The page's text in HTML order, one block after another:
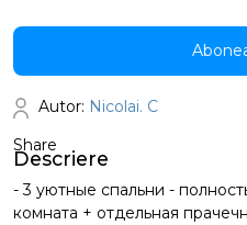
Descriere
- 3 уютные спальни -
комната + отдельная
Autor: Nicolai. C
Share